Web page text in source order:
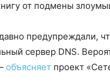
от подмены
предупреждали,
сервер DNS.
объясняет проект